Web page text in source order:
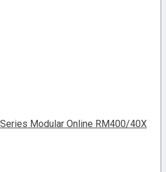
Modular Online RM400/40X